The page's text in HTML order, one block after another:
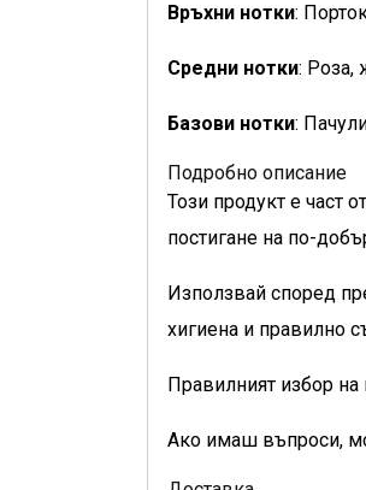
Връхни нотки:
Средни нотки: Роза,
Базови нотки:
Подробно описание
Този продукт е част
постигане на по-
Използвай според
хигиена и правилно
Правилният избор на
Ако имаш въпроси,